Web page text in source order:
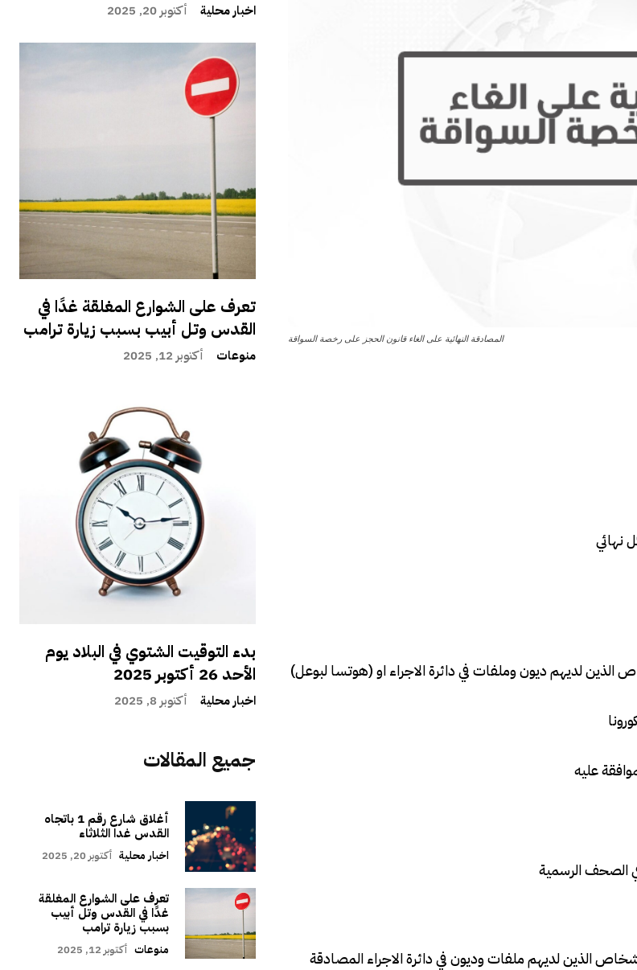
اخبار محلية أكتوبر 20, 2025
تعرف على الشوارع المغلقة غدًا في
القدس وتل أبيب بسبب زيارة ترامب
منوعات أكتوبر 12, 2025
بدء التوقيت الشتوي في البلاد يوم
الأحد 26 أكتوبر 2025
اخبار محلية أكتوبر 8, 2025
جميع المقالات
أغلاق شارع رقم 1 باتجاه
القدس غدا الثلاثاء
اخبار محلية أكتوبر 20, 2025
تعرف على الشوارع المغلقة
غدًا في القدس وتل أبيب
بسبب زيارة ترامب
منوعات أكتوبر 12, 2025
المصادقة النهائية على الغاء قانون الحجز على رخصة السواقة
نهائي
لديهم ديون وملفات في دائرة الاجراء او (هوتسا لبوعل)
عليه
الصحف الرسمية
الذين لديهم ملفات وديون في دائرة الاجراء المصادقة